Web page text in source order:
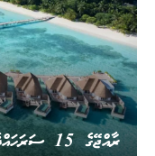
ރާއްޖޭގެ 15 ސަރަހައްދެއްގައި އިތުރު ރިސޯޓުތަކެއް ތަރައްޤީކުރަނީ